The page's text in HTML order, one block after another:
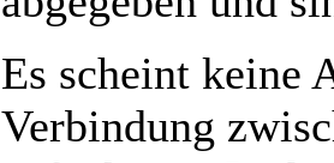
Es scheint keine
Verbindung